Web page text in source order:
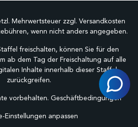
Mehrwertsteuer zzgl. Versandkosten
wenn nicht anders angegeben.
freischalten, können Sie für den
ab dem Tag der Freischaltung auf alle
Inhalte innerhalb dieser Staffel
zurückgreifen.
vorbehalten. Geschäftbedingungen
Einstellungen anpassen